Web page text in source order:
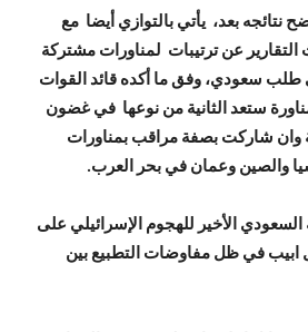
نتائجه بعد، يأتي بالتوازي أيضا مع
التقارير عن ترتيبات لمناورات مشتركة
طلب سعودي، وفق ما أكده قائد القوات
ستعد الثانية من نوعها في غضون
شاركت بصفة مراقب بمناورات
والصين وعمان في بحر العرب.
الأخير للهجوم الإسرائيلي على
ابيب في ظل مفاوضات التطبيع بين